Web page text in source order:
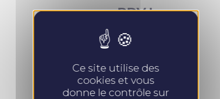
prenez RDV !
Ce site utilise des
cookies et vous
donne le contrôle sur